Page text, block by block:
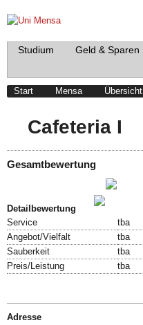
Studium Geld & Sparen
Start Mensa Übersicht
Cafeteria I
Gesamtbewertung
Bewertung abgeben!
Detailbewertung
Service
tba
Angebot/Vielfalt
tba
Sauberkeit
tba
Preis/Leistung
tba
Adresse